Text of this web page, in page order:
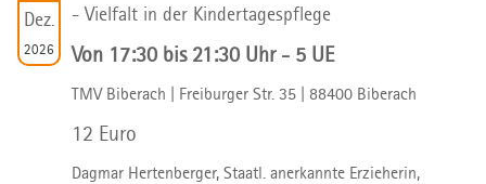
Dez.
2026
- Vielfalt in der Kindertagespflege
Von 17:30 bis 21:30 Uhr - 5 UE
TMV Biberach | Freiburger Str. 35 | 88400 Biberach
12 Euro
Dagmar Hertenberger, Staatl. anerkannte Erzieherin,